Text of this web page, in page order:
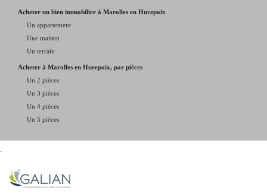
Acheter un bien immobilier à Marolles en Hurepoix
Un appartement
Une maison
Un terrain
Acheter à Marolles en Hurepoix, par pièces
Un 2 pièces
Un 3 pièces
Un 4 pièces
Un 5 pièces
.